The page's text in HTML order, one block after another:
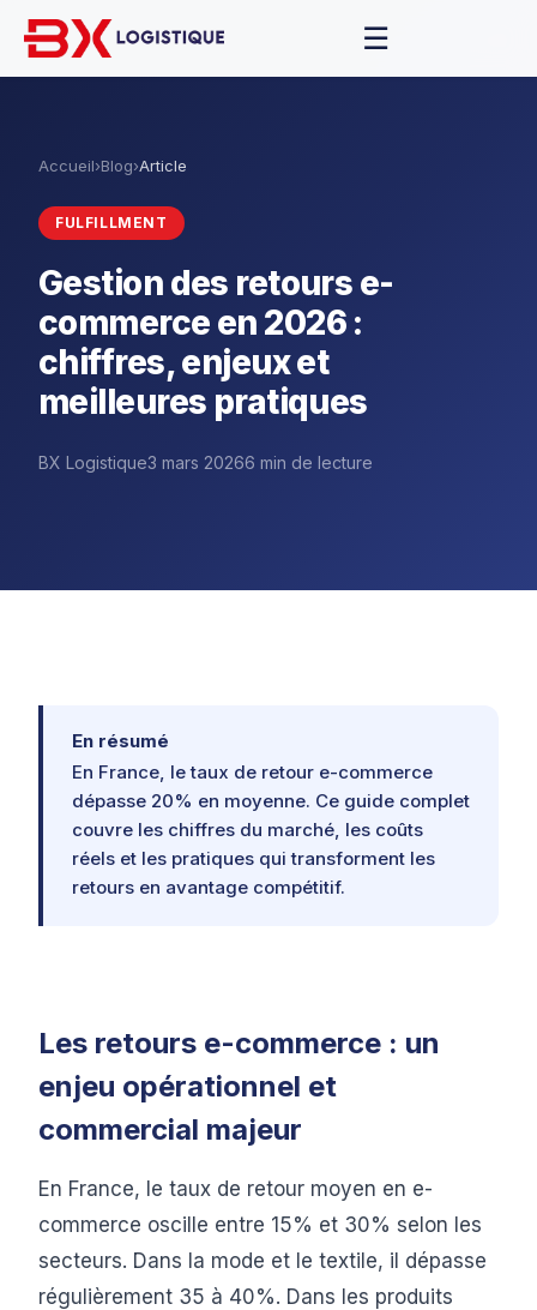
☰
Accueil›Blog›Article
FULFILLMENT
Gestion des retours e-
commerce en 2026 :
chiffres, enjeux et
meilleures pratiques
BX Logistique3 mars 20266 min de lecture
En résumé
En France, le taux de retour e-commerce
dépasse 20% en moyenne. Ce guide complet
couvre les chiffres du marché, les coûts
réels et les pratiques qui transforment les
retours en avantage compétitif.
Les retours e-commerce : un
enjeu opérationnel et
commercial majeur
En France, le taux de retour moyen en e-
commerce oscille entre 15% et 30% selon les
secteurs. Dans la mode et le textile, il dépasse
régulièrement 35 à 40%. Dans les produits